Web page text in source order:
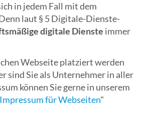
in jedem Fall mit dem
laut § 5 Digitale-Dienste-
digitale Dienste immer
Webseite platziert werden
sind Sie als Unternehmer in aller
können Sie gerne in unserem
für Webseiten"